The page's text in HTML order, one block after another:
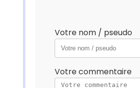
Votre nom / pseudo
Votre commentaire